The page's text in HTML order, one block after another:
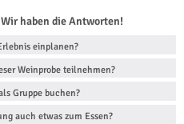
haben die Antworten!
einplanen?
Weinprobe teilnehmen?
Gruppe buchen?
auch etwas zum Essen?